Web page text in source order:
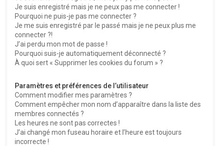
Je suis enregistré mais je ne peux pas me connecter !
Pourquoi ne puis-je pas me connecter ?
Je me suis enregistré par le passé mais je ne peux plus me
connecter ?!
J’ai perdu mon mot de passe !
Pourquoi suis-je automatiquement déconnecté ?
À quoi sert « Supprimer les cookies du forum » ?
Paramètres et préférences de l’utilisateur
Comment modifier mes paramètres ?
Comment empêcher mon nom d’apparaître dans la liste des
membres connectés ?
Les heures ne sont pas correctes !
J’ai changé mon fuseau horaire et l’heure est toujours
incorrecte !